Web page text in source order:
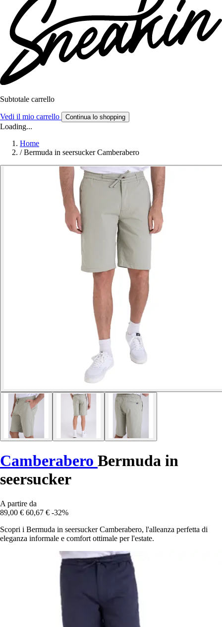
Subtotale carrello
Vedi il mio carrello Continua lo shopping
Loading...
Home
/ Bermuda in seersucker Camberabero
Camberabero Bermuda in
seersucker
A partire da
89,00 € 60,67 € -32%
Scopri i Bermuda in seersucker Camberabero, l'alleanza perfetta di
eleganza informale e comfort ottimale per l'estate.